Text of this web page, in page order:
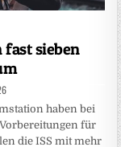
sieben
haben bei
für
die ISS mit mehr